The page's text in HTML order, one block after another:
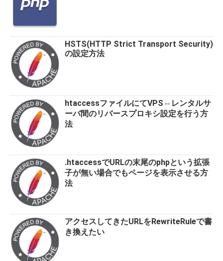
HSTS(HTTP Strict Transport Security)
の設定方法
htaccessファイルにてVPS⇔レンタルサ
ーバ間のリバースプロキシ設定を行う方
法
.htaccessでURLの末尾のphpという拡張
子が無い場合でもページを表示させる方
法
アクセスしてきたURLをRewriteRuleで書
き換えたい